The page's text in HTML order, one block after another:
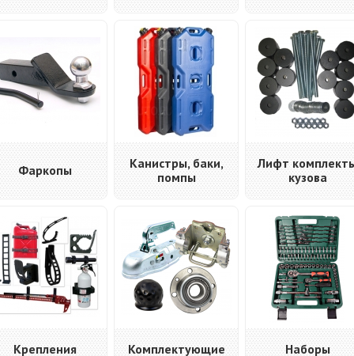
Фаркопы
Канистры, баки,
помпы
Лифт
кузова
Крепления
Комплектующие
Наборы